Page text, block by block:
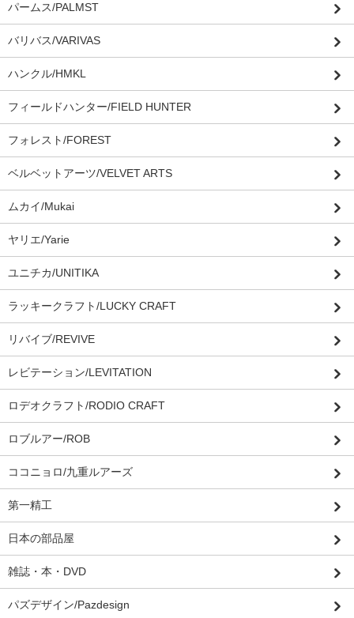
パームス/PALMST
バリバス/VARIVAS
ハンクル/HMKL
フィールドハンター/FIELD HUNTER
フォレスト/FOREST
ベルベットアーツ/VELVET ARTS
ムカイ/Mukai
ヤリエ/Yarie
ユニチカ/UNITIKA
ラッキークラフト/LUCKY CRAFT
リバイブ/REVIVE
レビテーション/LEVITATION
ロデオクラフト/RODIO CRAFT
ロブルアー/ROB
ココニョロ/九重ルアーズ
第一精工
日本の部品屋
雑誌・本・DVD
パズデザイン/Pazdesign